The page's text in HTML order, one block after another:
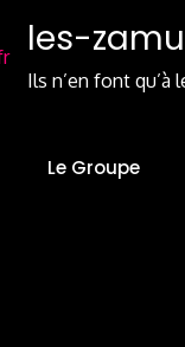
les-
Ils n’en font qu’à
Le Groupe